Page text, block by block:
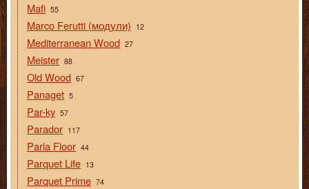
Mafi 55
Marco Ferutti (модули) 12
Mediterranean Wood 27
Meister 88
Old Wood 67
Panaget 5
Par-ky 57
Parador 117
Parla Floor 44
Parquet Life 13
Parquet Prime 74